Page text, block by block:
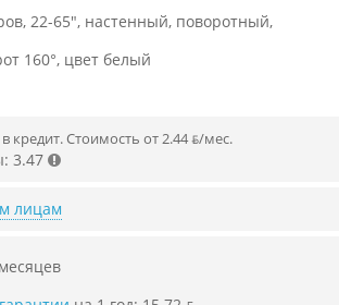
22-65", настенный, поворотный,
160°, цвет белый
кредит. Стоимость от 2.44 ƃ/мec.
3.47
лицам